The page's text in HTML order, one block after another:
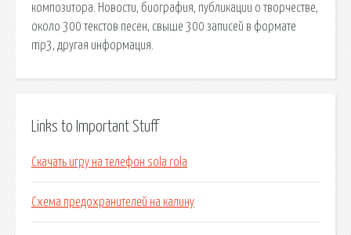
композитора. Новости, биография, публикации о творчестве,
около 300 текстов песен, свыше 300 записей в формате
mp3, другая информация.
Links to Important Stuff
Скачать игру на телефон sola rola
Схема предохранителей на калину